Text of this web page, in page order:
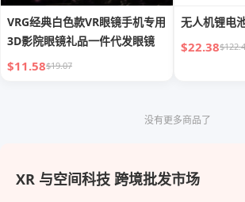
VRG经典白色款VR眼镜手机专用
3D影院眼镜礼品一件代发眼镜
$11.58$19.07
无人机锂电
$22.38
没有更多商品了
XR 与空间科技 跨境批发市场